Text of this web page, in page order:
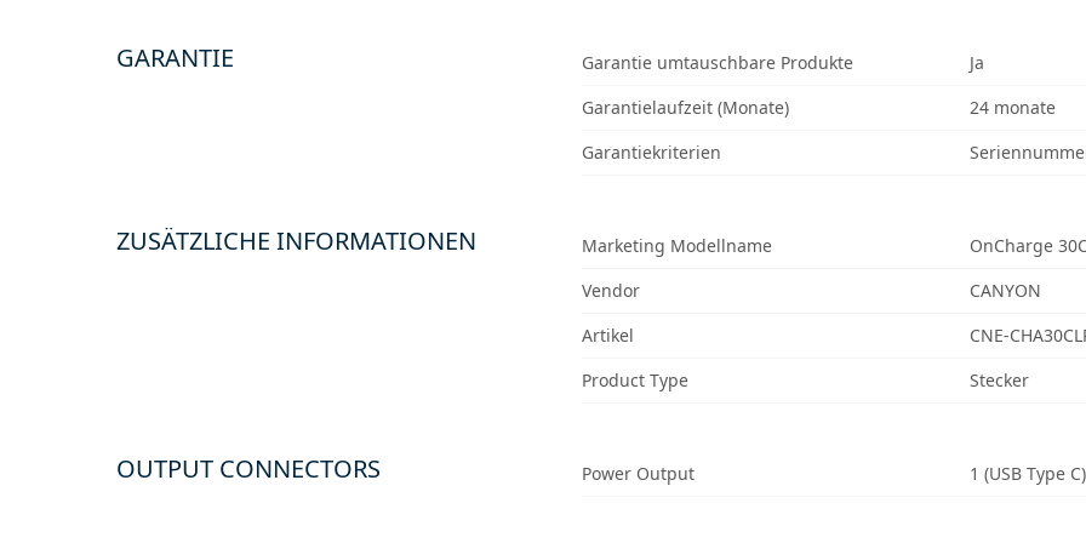
GARANTIE Garantie umtauschbare Produkte
Ja
Garantielaufzeit (Monate)
24 monate
Garantiekriterien
ZUSÄTZLICHE INFORMATIONEN Marketing Modellname
OnCharge
Vendor
CANYON
Artikel
CNE-
Product Type
Stecker
OUTPUT CONNECTORS Power Output 1 (USB Type C)